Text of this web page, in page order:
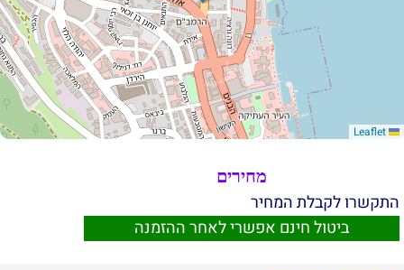
מחירים
התקשרו לקבלת המחיר
ביטול חינם אפשרי לאחר ההזמנה